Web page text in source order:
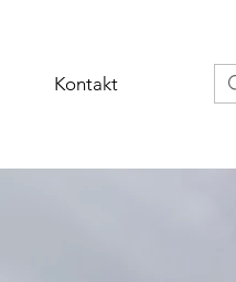
Kontakt